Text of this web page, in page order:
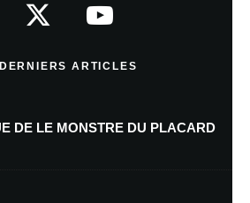
ARTICLES
DE LE MONSTRE DU PLACARD